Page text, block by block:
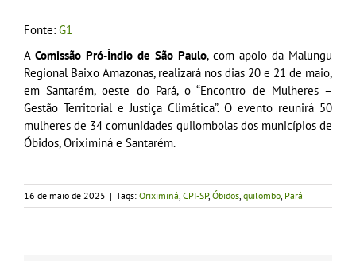
Fonte: G1
A Comissão Pró-Índio de São Paulo, com apoio da Malungu
Regional Baixo Amazonas, realizará nos dias 20 e 21 de maio,
em Santarém, oeste do Pará, o “Encontro de Mulheres –
Gestão Territorial e Justiça Climática”. O evento reunirá 50
mulheres de 34 comunidades quilombolas dos municípios de
Óbidos, Oriximiná e Santarém.
16 de maio de 2025 | Tags: Oriximiná CPI-SP, Óbidos quilombo Pará